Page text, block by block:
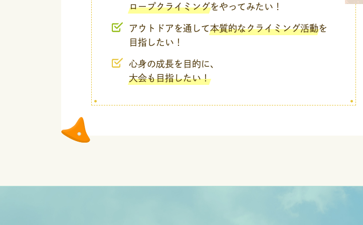
ロープクライミングをやってみたい！
アウトドアを通して本質的なクライミング活動を
目指したい！
心身の成長を目的に、
大会も目指したい！